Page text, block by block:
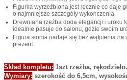
Figurka wyrzeźbiona jest ręcznie co daje
o najmniejsze szczegóły wykończenia.
Drewniana rzeźba doda elegancji i uroku
idealnie pasuje do salonu, gdzie swoim
Figura słonia nadaje się bez wątpienia
prezent.
Skład kompletu: 1szt rzeźba, rękodzieło.
Wymiary: szerokość do 6,5cm,